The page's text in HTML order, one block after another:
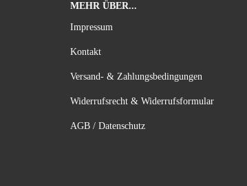
MEHR ÜBER...
Impressum
Kontakt
Versand- & Zahlungsbedingungen
Widerrufsrecht & Widerrufsformular
AGB / Datenschutz